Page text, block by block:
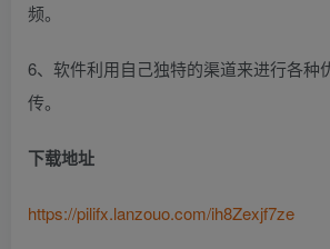
频。
6、软件利用自己独特的渠道来进行各种
传。
下载地址
https://pilifx.lanzouo.com/ih8Zexjf7ze